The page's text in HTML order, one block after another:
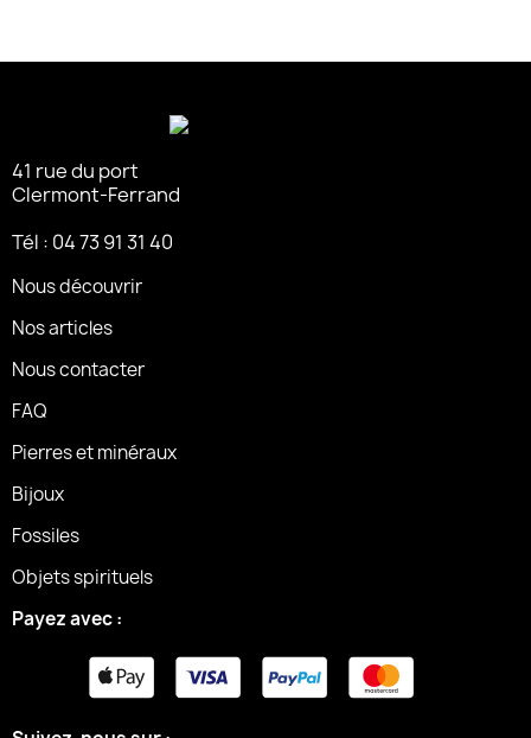
41 rue du port
Clermont-Ferrand
Tél : 04 73 91 31 40
Nous découvrir
Nos articles
Nous contacter
FAQ
Pierres et minéraux
Bijoux
Fossiles
Objets spirituels
Payez avec :